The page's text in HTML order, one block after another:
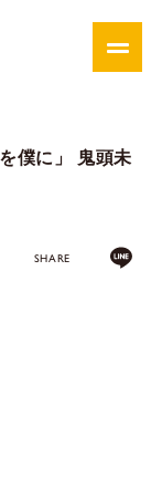
僕に」 鬼頭未
SHARE